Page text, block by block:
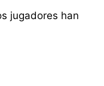
jugadores han